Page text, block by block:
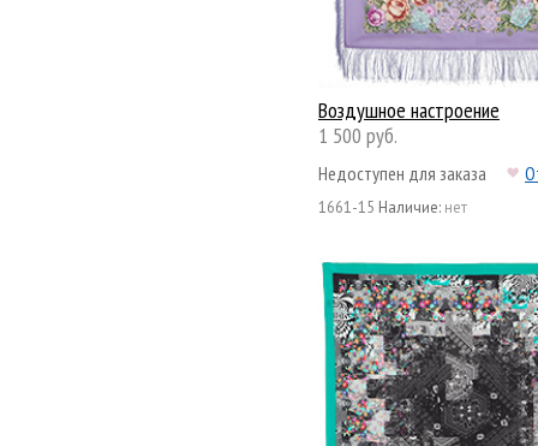
Воздушное настроение
1 500 руб.
Недоступен для заказа
1661-15 Наличие: нет